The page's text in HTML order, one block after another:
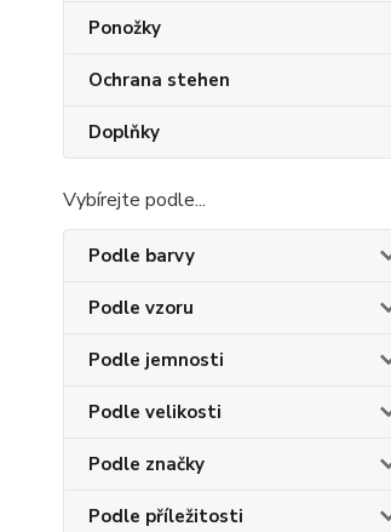
Ponožky
Ochrana stehen
Doplňky
Vybírejte podle...
Podle barvy
Podle vzoru
Podle jemnosti
Podle velikosti
Podle značky
Podle příležitosti